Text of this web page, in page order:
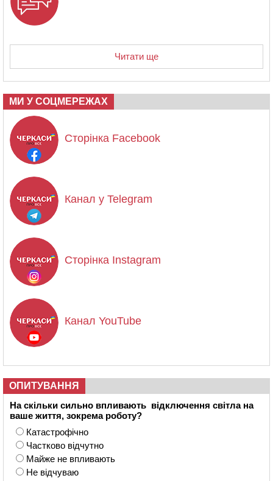
Читати ще
МИ У СОЦМЕРЕЖАХ
Сторінка Facebook
Канал у Telegram
Сторінка Instagram
Канал YouTube
ОПИТУВАННЯ
На скільки сильно впливають відключення світла на
ваше життя, зокрема роботу?
Катастрофічно
Частково відчутно
Майже не впливають
Не відчуваю